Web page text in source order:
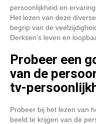
persoonlijkheid en
Het lezen van deze
begrip van de
Derksen’s leven en
Probeer een
van de
tv-
Probeer bij het lezen van
beeld te krijgen van de